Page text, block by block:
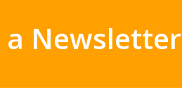
a Newsletter